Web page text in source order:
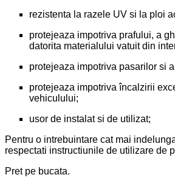
rezistenta la razele UV si la ploi
protejeaza impotriva prafului, a
datorita materialului vatuit din
protejeaza impotriva pasarilor si
protejeaza impotriva încalzirii
vehiculului;
usor de instalat si de utilizat;
Pentru o intrebuintare cat mai
respectati instructiunile de utilizare de
Pret pe bucata.